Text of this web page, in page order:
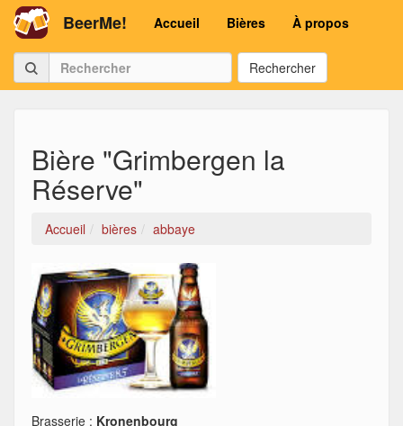
BeerMe! Accueil Bières À propos
Rechercher
Bière "Grimbergen la
Réserve"
Accueil bières abbaye
Brasserie : Kronenbourg